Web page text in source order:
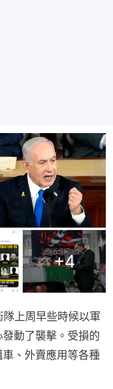
+4
上周早些時候以軍
動了襲擊。受損的
、外賣應用等各種